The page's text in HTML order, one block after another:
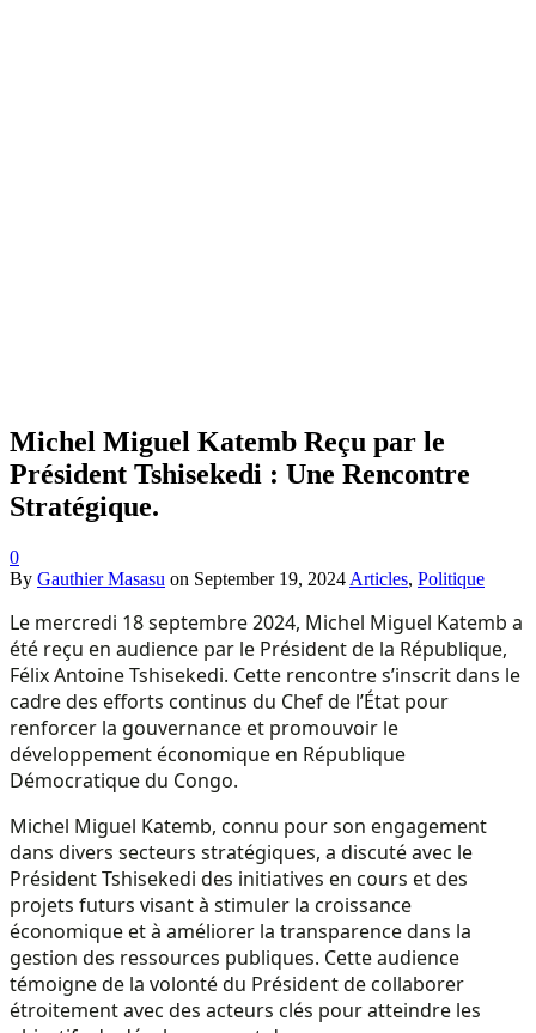
Michel Miguel Katemb Reçu par le
Président Tshisekedi : Une Rencontre
Stratégique.
0
By Gauthier Masasu on September 19, 2024 Articles, Politique
Le mercredi 18 septembre 2024, Michel Miguel Katemb a
été reçu en audience par le Président de la République,
Félix Antoine Tshisekedi. Cette rencontre s’inscrit dans le
cadre des efforts continus du Chef de l’État pour
renforcer la gouvernance et promouvoir le
développement économique en République
Démocratique du Congo.
Michel Miguel Katemb, connu pour son engagement
dans divers secteurs stratégiques, a discuté avec le
Président Tshisekedi des initiatives en cours et des
projets futurs visant à stimuler la croissance
économique et à améliorer la transparence dans la
gestion des ressources publiques. Cette audience
témoigne de la volonté du Président de collaborer
étroitement avec des acteurs clés pour atteindre les